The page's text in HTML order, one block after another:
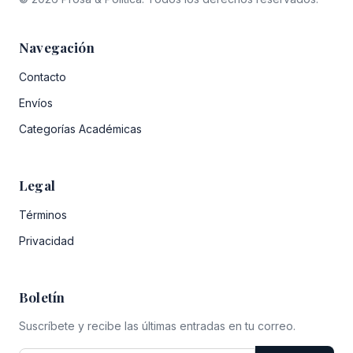
Navegación
Contacto
Envíos
Categorías Académicas
Legal
Términos
Privacidad
Boletín
Suscríbete y recibe las últimas entradas en tu correo.